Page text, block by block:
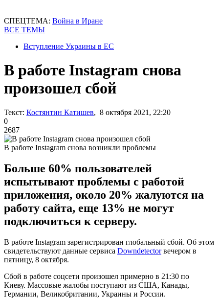
СПЕЦТЕМА: Война в Иране
ВСЕ ТЕМЫ
Вступление Украины в ЕС
В работе Instagram снова
произошел сбой
Текст: Костянтин Катишев, 8 октября 2021, 22:20
0
2687
В работе Instagram снова возникли проблемы
Больше 60% пользователей
испытывают проблемы с работой
приложения, около 20% жалуются на
работу сайта, еще 13% не могут
подключиться к серверу.
В работе Instagram зарегистрирован глобальный сбой. Об этом
свидетельствуют данные сервиса Downdetectorвечером в
пятницу, 8 октября.
Сбой в работе соцсети произошел примерно в 21:30 по
Киеву. Массовые жалобы поступают из США, Канады,
Германии, Великобритании, Украины и России.